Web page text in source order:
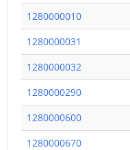
1280000010
1280000031
1280000032
1280000290
1280000600
1280000670